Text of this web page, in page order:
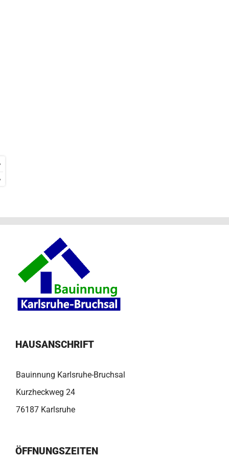
HAUSANSCHRIFT
Bauinnung Karlsruhe-Bruchsal
Kurzheckweg 24
76187 Karlsruhe
ÖFFNUNGSZEITEN